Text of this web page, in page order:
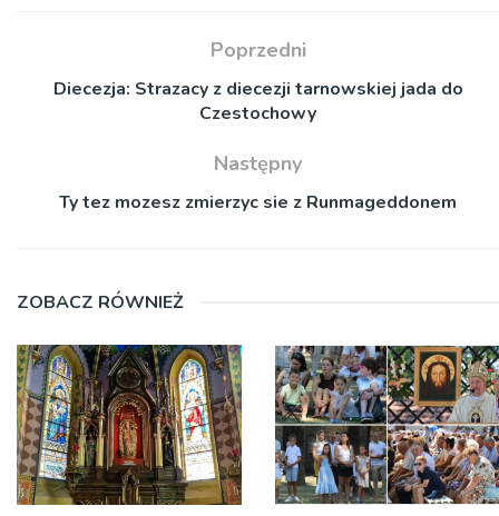
Poprzedni
Diecezja: Strazacy z diecezji tarnowskiej jada do
Czestochowy
Następny
Ty tez mozesz zmierzyc sie z Runmageddonem
ZOBACZ RÓWNIEŻ